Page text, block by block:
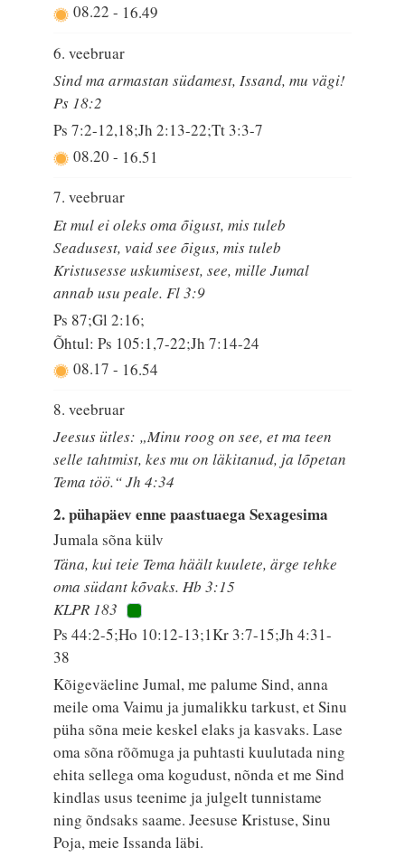
08.22- 16.49
6. veebruar
Sind ma armastan südamest, Issand, mu vägi!
Ps 18:2
Ps 7:2-12,18;Jh 2:13-22;Tt 3:3-7
08.20- 16.51
7. veebruar
Et mul ei oleks oma õigust, mis tuleb
Seadusest, vaid see õigus, mis tuleb
Kristusesse uskumisest, see, mille Jumal
annab usu peale. Fl 3:9
Ps 87;Gl 2:16;
Õhtul: Ps 105:1,7-22;Jh 7:14-24
08.17- 16.54
8. veebruar
Jeesus ütles: „Minu roog on see, et ma teen
selle tahtmist, kes mu on läkitanud, ja lõpetan
Tema töö.“ Jh 4:34
2. pühapäev enne paastuaega Sexagesima
Jumala sõna külv
Täna, kui teie Tema häält kuulete, ärge tehke
oma südant kõvaks. Hb 3:15
KLPR 183
Ps 44:2-5;Ho 10:12-13;1Kr 3:7-15;Jh 4:31-
38
Kõigeväeline Jumal, me palume Sind, anna
meile oma Vaimu ja jumalikku tarkust, et Sinu
püha sõna meie keskel elaks ja kasvaks. Lase
oma sõna rõõmuga ja puhtasti kuulutada ning
ehita sellega oma kogudust, nõnda et me Sind
kindlas usus teenime ja julgelt tunnistame
ning õndsaks saame. Jeesuse Kristuse, Sinu
Poja, meie Issanda läbi.